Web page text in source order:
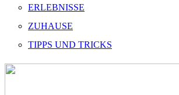
ERLEBNISSE
ZUHAUSE
TIPPS UND TRICKS